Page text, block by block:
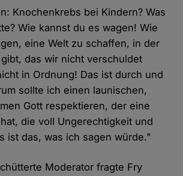
Knochenkrebs bei Kindern? Was
Wie kannst du es wagen! Wie
eine Welt zu schaffen, in der
das wir nicht verschuldet
in Ordnung! Das ist durch und
sollte ich einen launischen,
Gott respektieren, der eine
die voll Ungerechtigkeit und
ist das, was ich sagen würde."
Moderator fragte Fry